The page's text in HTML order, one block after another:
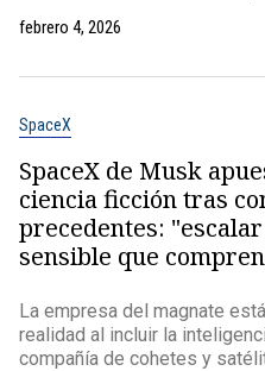
febrero 4, 2026
SpaceX
SpaceX de Musk
ciencia ficción tras
precedentes:
sensible que
La empresa del magnate
realidad al incluir la
compañía de cohetes y